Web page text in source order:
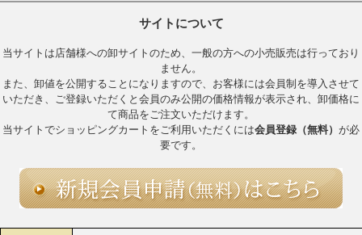
サイトについて
当サイトは店舗様への卸サイトのため、一般の方への小売販売は行っており
ません。
また、卸値を公開することになりますので、お客様には会員制を導入させて
いただき、ご登録いただくと会員のみ公開の価格情報が表示され、卸価格に
て商品をご注文いただけます。
当サイトでショッピングカートをご利用いただくには会員登録（無料） が必
要です。